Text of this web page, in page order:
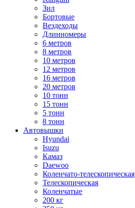
Зил
Бортовые
Вездеходы
Длинномеры
6 метров
8 метров
10 метров
12 метров
16 метров
20 метров
10 тонн
15 тонн
5 тонн
8 тонн
Автовышки
Hyundai
Isuzu
Камаз
Daewoo
Коленчато-телескопическая
Телескопическая
Коленчатые
200 кг